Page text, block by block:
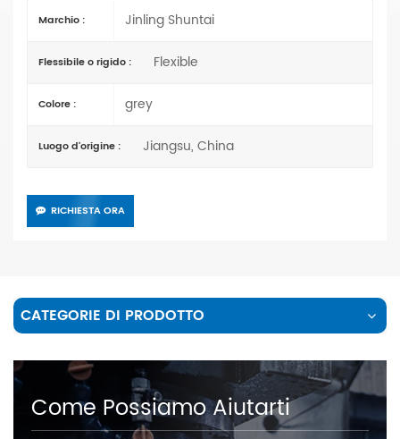
Marchio : Jinling Shuntai
Flessibile o rigido : Flexible
Colore : grey
Luogo d'origine : Jiangsu, China
RICHIESTA ORA
CATEGORIE DI PRODOTTO
Come Possiamo Aiutarti